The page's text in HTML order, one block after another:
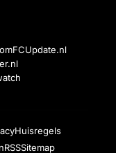
FCUpdate.nl
Huisregels
RSSSitemap